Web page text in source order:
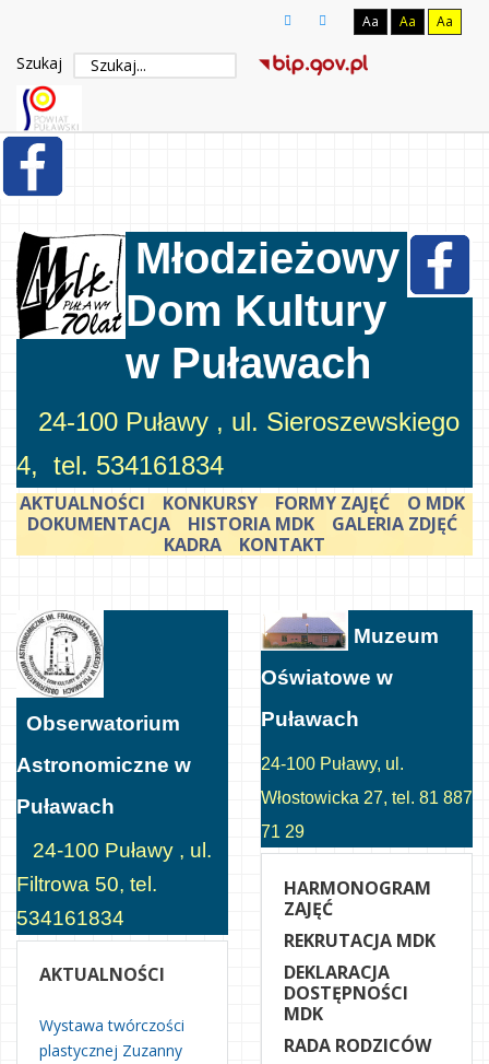
Aa Aa Aa
Szukaj
Młodzieżowy
Dom Kultury
w Puławach
24-100 Puławy , ul. Sieroszewskiego
4, tel. 534161834
AKTUALNOŚCI KONKURSY FORMY ZAJĘĆ
O MDK
DOKUMENTACJA
HISTORIA MDK
GALERIA ZDJĘĆ
KADRA
KONTAKT
Obserwatorium
Astronomiczne w
Puławach
24-100 Puławy , ul.
Filtrowa 50, tel.
534161834
AKTUALNOŚCI
Wystawa twórczości
plastycznej Zuzanny
Muzeum
Oświatowe w
Puławach
24-100 Puławy, ul.
Włostowicka 27, tel. 81 887
71 29
HARMONOGRAM
ZAJĘĆ
REKRUTACJA MDK
DEKLARACJA
DOSTĘPNOŚCI
MDK
RADA RODZICÓW